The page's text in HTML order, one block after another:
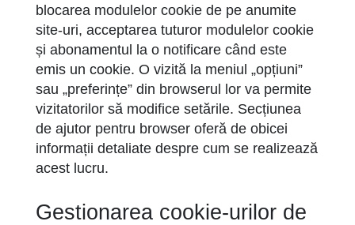
blocarea modulelor cookie de pe anumite
site-uri, acceptarea tuturor modulelor cookie
și abonamentul la o notificare când este
emis un cookie. O vizită la meniul „opțiuni”
sau „preferințe” din browserul lor va permite
vizitatorilor să modifice setările. Secțiunea
de ajutor pentru browser oferă de obicei
informații detaliate despre cum se realizează
acest lucru.
Gestionarea cookie-urilor de